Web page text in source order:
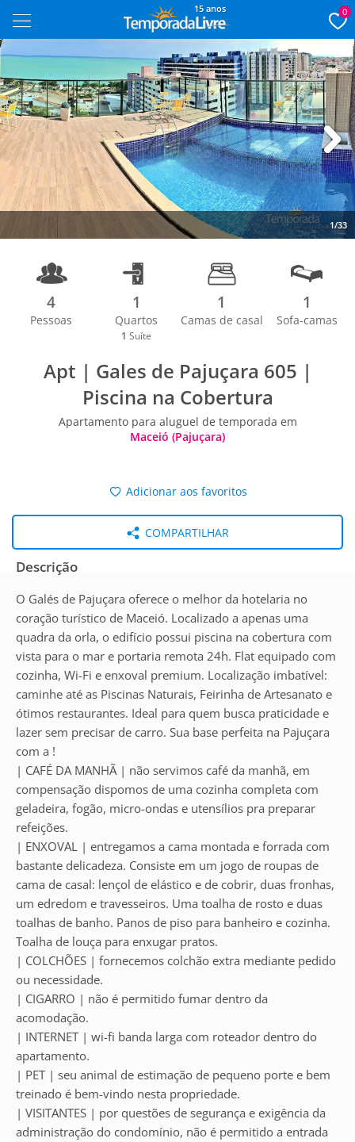
15 anos 0
1/33
Next
4
Pessoas
1
Quartos
1 Suíte
1
Camas de casal
1
Sofa-camas
Apt | Gales de Pajuçara 605 |
Piscina na Cobertura
Apartamento para aluguel de temporada em
Maceió (Pajuçara)
Adicionar aos favoritos
COMPARTILHAR
Descrição
O Galés de Pajuçara oferece o melhor da hotelaria no
coração turístico de Maceió. Localizado a apenas uma
quadra da orla, o edifício possui piscina na cobertura com
vista para o mar e portaria remota 24h. Flat equipado com
cozinha, Wi-Fi e enxoval premium. Localização imbatível:
caminhe até as Piscinas Naturais, Feirinha de Artesanato e
ótimos restaurantes. Ideal para quem busca praticidade e
lazer sem precisar de carro. Sua base perfeita na Pajuçara
com a !
| CAFÉ DA MANHÃ | não servimos café da manhã, em
compensação dispomos de uma cozinha completa com
geladeira, fogão, micro-ondas e utensílios pra preparar
refeições.
| ENXOVAL | entregamos a cama montada e forrada com
bastante delicadeza. Consiste em um jogo de roupas de
cama de casal: lençol de elástico e de cobrir, duas fronhas,
um edredom e travesseiros. Uma toalha de rosto e duas
toalhas de banho. Panos de piso para banheiro e cozinha.
Toalha de louça para enxugar pratos.
| COLCHÕES | fornecemos colchão extra mediante pedido
ou necessidade.
| CIGARRO | não é permitido fumar dentro da
acomodação.
| INTERNET | wi-fi banda larga com roteador dentro do
apartamento.
| PET | seu animal de estimação de pequeno porte e bem
treinado é bem-vindo nesta propriedade.
| VISITANTES | por questões de segurança e exigência da
administração do condomínio, não é permitido a entrada